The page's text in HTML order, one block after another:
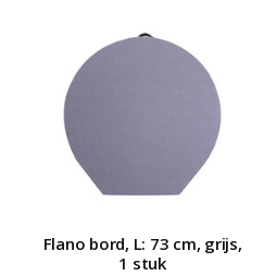
Flano bord, L: 73 cm, grijs,
1 stuk